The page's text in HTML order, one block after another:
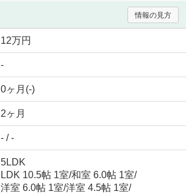
情報の見方
12万円
-
0ヶ月(-)
2ヶ月
- / -
5LDK
LDK 10.5帖 1室/和室 6.0帖 1室/
洋室 6.0帖 1室/洋室 4.5帖 1室/